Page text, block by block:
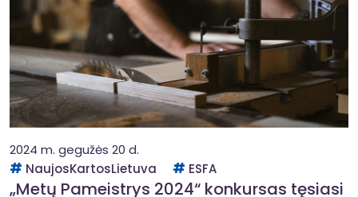
2024 m. gegužės 20 d.
NaujosKartosLietuva
ESFA
„Metų Pameistrys 2024“ konkursas tęsiasi